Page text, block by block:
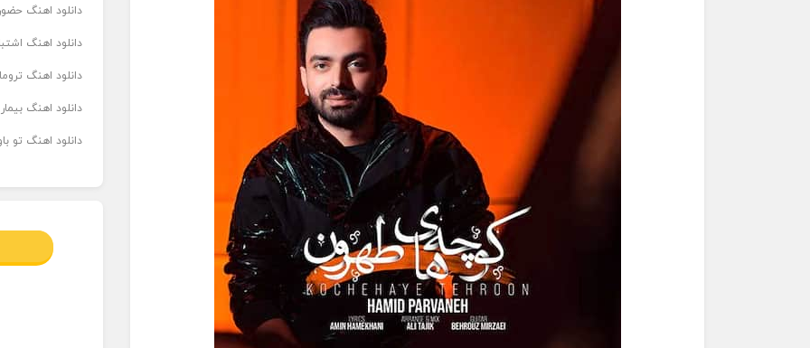
دانلود اهنگ
دانلود اهنگ
دانلود اهنگ
دانلود اهنگ
دانلود اهنگ تو